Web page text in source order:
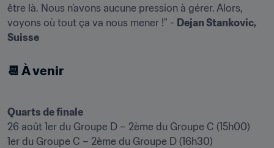
être là. Nous n’avons aucune pression à gérer. Alors,
voyons où tout ça va nous mener !" - Dejan Stankovic,
Suisse
📆 À venir
Quarts de finale
26 août 1er du Groupe D – 2ème du Groupe C (15h00)
1er du Groupe C – 2ème du Groupe D (16h30)